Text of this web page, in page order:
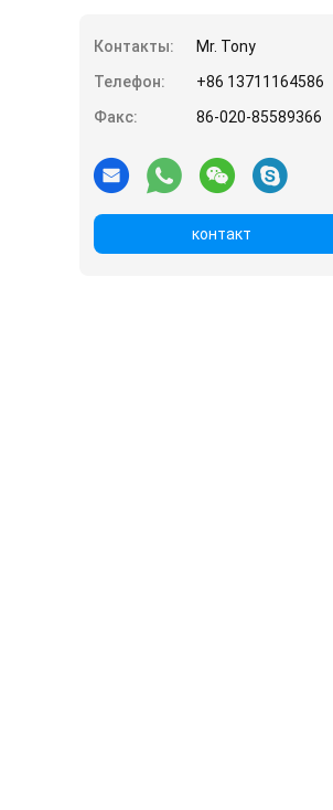
Контакты:
Mr. Tony
Телефон:
+86 13711164586
Факс:
86-020-85589366
контакт